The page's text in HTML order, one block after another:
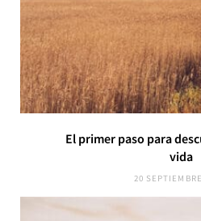
El primer paso para
vida
20